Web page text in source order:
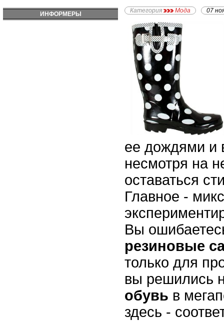
ИНФОРМЕРЫ Категория Мода 07
ее дождями и
несмотря на
оставаться
Главное -
Вы
резиновые
только для
вы решились
обувь в
здесь -